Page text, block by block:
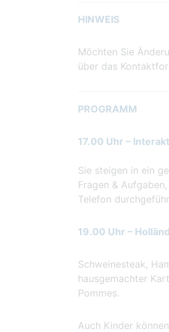
HINWEIS
Möchten Sie
über das
PROGRAMM
17.00 Uhr –
Sie steigen in ein
Fragen &
Telefon
19.00 Uhr –
Schweinesteak,
hausgemachter
Pommes.
Auch Kinder